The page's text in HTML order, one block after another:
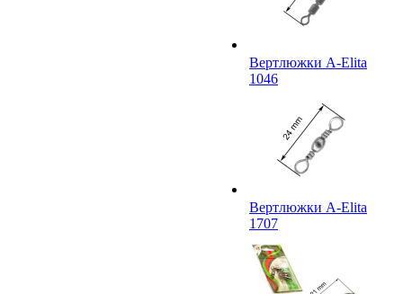
Вертлюжки A-Elita
1046
Вертлюжки A-Elita
1707